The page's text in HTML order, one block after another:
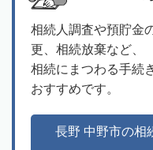
相続人調査や預貯金
更、相続放棄など、
相続にまつわる手続
おすすめです。
長野 中野市の相